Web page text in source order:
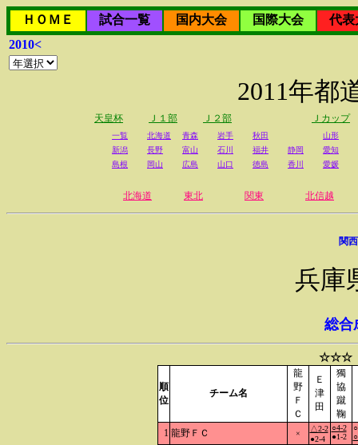
ＨＯＭＥ 試合一覧 国内大会 国際大会
代表
2010<
2011年都
天皇杯 Ｊ１部 Ｊ２部 Ｊカップ
一覧 北海道 青森 岩手 秋田
山形
新潟
長野 富山 石川 福井 静岡
愛知
島根
岡山 広島 山口 徳島 香川 愛媛
北海道 東北 関東 北信越
関
兵庫
総合
☆☆☆
順
位
チーム名
龍
野
Ｆ
Ｃ
Ｅ
津
田
獨
協
蹴
鞠
1 龍野ＦＣ ×
△2-2
●2-4
○4-2
●1-2